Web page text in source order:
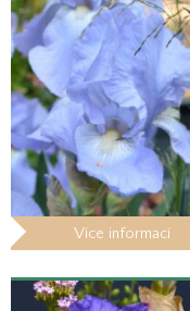
Více informací